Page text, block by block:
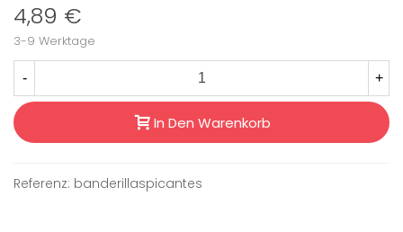
4,89 €
3-9 Werktage
- +
In Den Warenkorb
Referenz: banderillaspicantes